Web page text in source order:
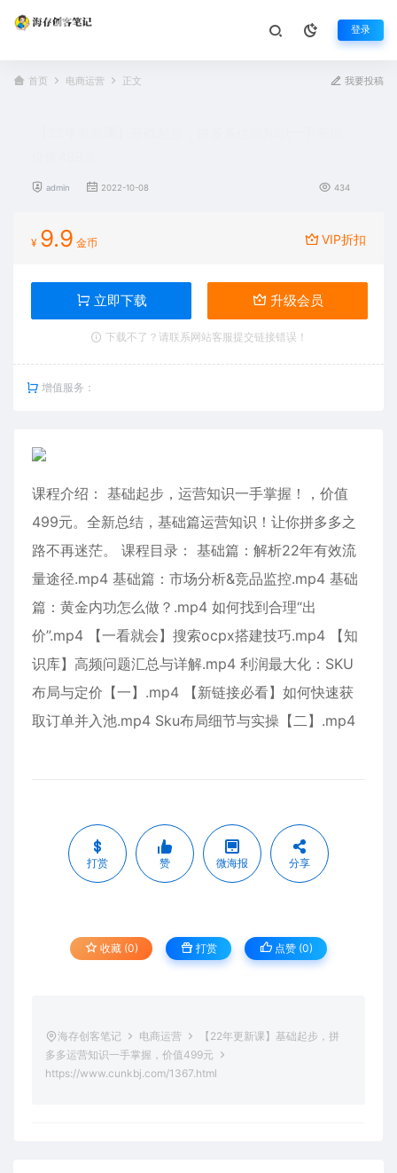
登录
首页 电商运营 正文 我要投稿
admin 2022-10-08 434
¥ 9.9 金币 VIP折扣
立即下载 升级会员
下载不了？请联系网站客服提交链接错误！
增值服务：
课程介绍： 基础起步，运营知识一手掌握！，价值
499元。全新总结，基础篇运营知识！让你拼多多之
路不再迷茫。 课程目录： 基础篇：解析22年有效流
量途径.mp4 基础篇：市场分析&竞品监控.mp4 基础
篇：黄金内功怎么做？.mp4 如何找到合理“出
价”.mp4 【一看就会】搜索ocpx搭建技巧.mp4 【知
识库】高频问题汇总与详解.mp4 利润最大化：SKU
布局与定价【一】.mp4 【新链接必看】如何快速获
取订单并入池.mp4 Sku布局细节与实操【二】.mp4
打赏 赞 微海报 分享
收藏 (0) 打赏 点赞 (0)
海存创客笔记 电商运营
【22年更新课】基础起步，拼
多多运营知识一手掌握，价值499元
https://www.cunkbj.com/1367.html